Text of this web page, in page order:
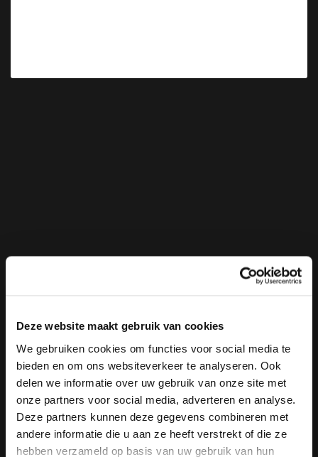
Deze website maakt gebruik van cookies
We gebruiken cookies om functies voor social media te
bieden en om ons websiteverkeer te analyseren. Ook
delen we informatie over uw gebruik van onze site met
onze partners voor social media, adverteren en analyse.
Deze partners kunnen deze gegevens combineren met
andere informatie die u aan ze heeft verstrekt of die ze
hebben verzameld op basis van uw gebruik van hun
KABUL à GoGo Community Night
KABUL à GoGo
Muziek Community